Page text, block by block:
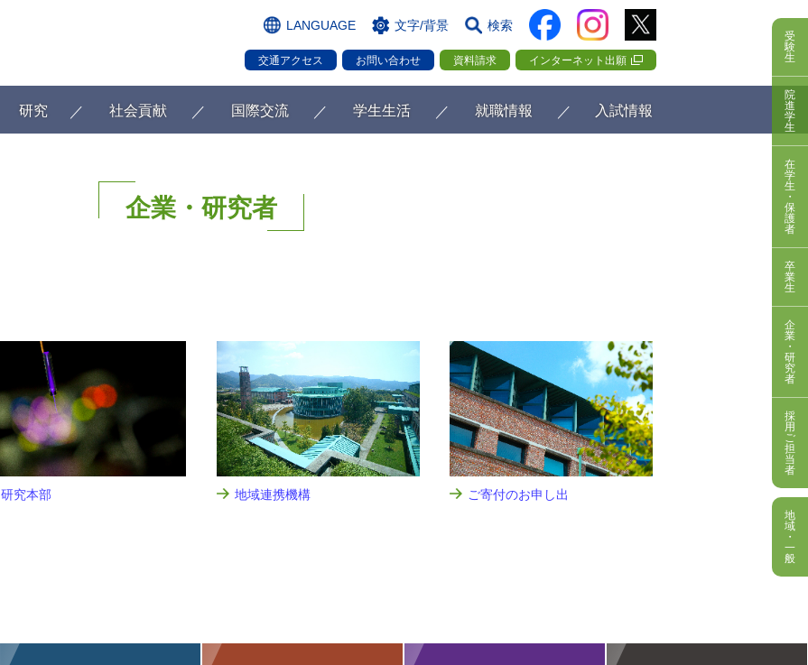
LANGUAGE 文字/背景 検索
交通アクセス お問い合わせ 資料請求 インターネット出願
研究 社会貢献 国際交流 学生生活 就職情報 入試情報
受
験
生
院
進
学
生
在
学
生
・
保
護
者
卒
業
生
企
業
・
研
究
者
採
用
ご
担
当
者
地
域
・
一
般
企業・研究者
研究本部 地域連携機構 ご寄付のお申し出